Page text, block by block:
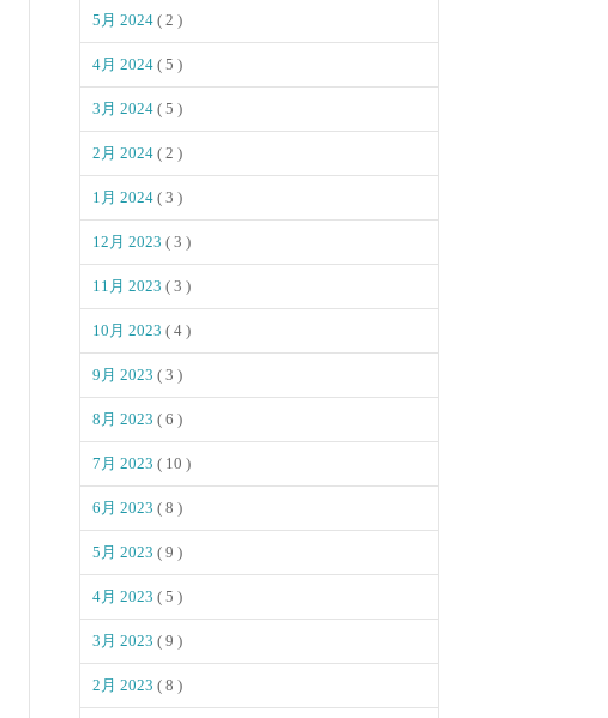
5月 2024 ( 2 )
4月 2024 ( 5 )
3月 2024 ( 5 )
2月 2024 ( 2 )
1月 2024 ( 3 )
12月 2023 ( 3 )
11月 2023 ( 3 )
10月 2023 ( 4 )
9月 2023 ( 3 )
8月 2023 ( 6 )
7月 2023 ( 10 )
6月 2023 ( 8 )
5月 2023 ( 9 )
4月 2023 ( 5 )
3月 2023 ( 9 )
2月 2023 ( 8 )